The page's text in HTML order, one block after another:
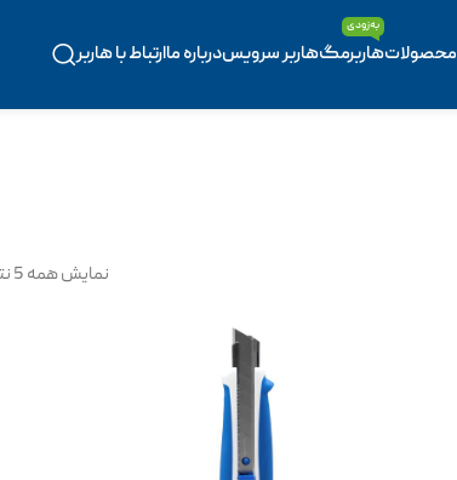
محصولاتهاربرمگ
به‌زودی
هاربر سرویسدرباره ماارتباط با هاربر
نمایش همه 5 نتیجه